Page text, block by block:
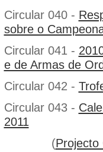
Circular 040 -
sobre o
Circular 041 -
e de Armas de
Circular 042 -
Circular 043 -
2011
(Projecto